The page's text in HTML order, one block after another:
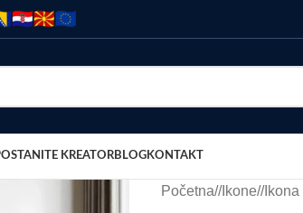
KREATORBLOGKONTAKT
Početna/ Ikone/